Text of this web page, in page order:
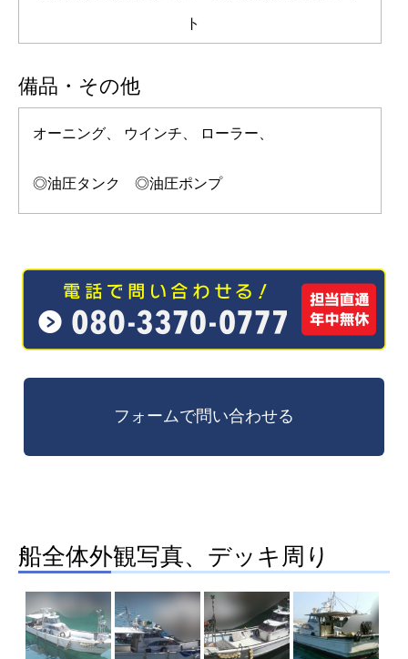
ト
備品・その他
オーニング、 ウインチ、 ローラー、
◎油圧タンク ◎油圧ポンプ
船全体外観写真、デッキ周り